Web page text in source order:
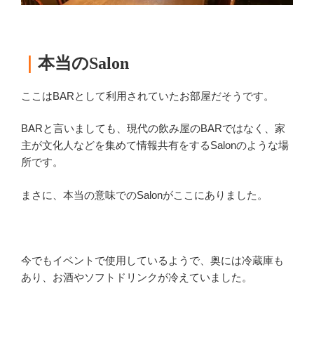
本当のSalon
ここはBARとして利用されていたお部屋だそうです。
BARと言いましても、現代の飲み屋のBARではなく、家
主が文化人などを集めて情報共有をするSalonのような場
所です。
まさに、本当の意味でのSalonがここにありました。
今でもイベントで使用しているようで、奥には冷蔵庫も
あり、お酒やソフトドリンクが冷えていました。